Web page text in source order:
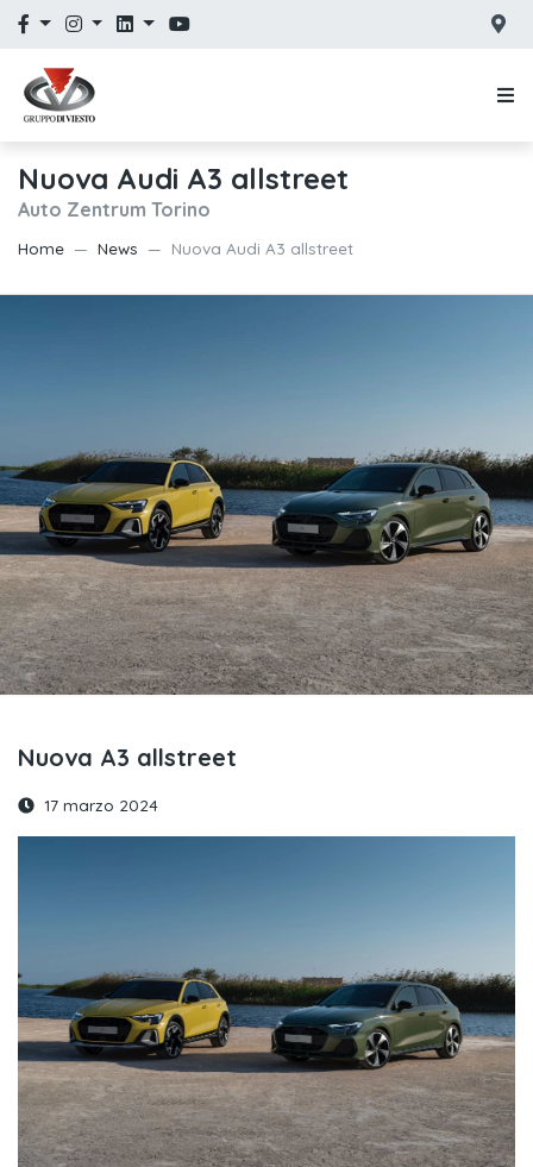
Nuova Audi A3 allstreet
Auto Zentrum Torino
Home News Nuova Audi A3 allstreet
Nuova A3 allstreet
17 marzo 2024